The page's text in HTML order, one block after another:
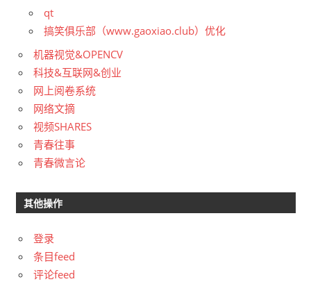
qt
搞笑俱乐部（www.gaoxiao.club）优化
机器视觉&OPENCV
科技&互联网&创业
网上阅卷系统
网络文摘
视频SHARES
青春往事
青春微言论
其他操作
登录
条目feed
评论feed